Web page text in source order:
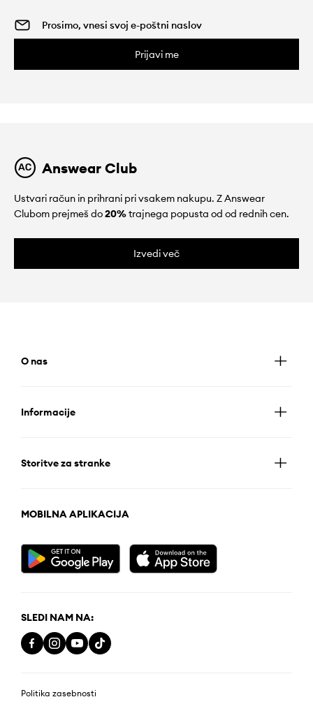
Prijavi me
Answear Club
Ustvari račun in prihrani pri vsakem nakupu. Z Answear
Clubom prejmeš do20%trajnega popusta od od rednih cen.
Izvedi več
O nas
Informacije
Storitve za stranke
MOBILNA APLIKACIJA
SLEDI NAM NA:
Politika zasebnosti